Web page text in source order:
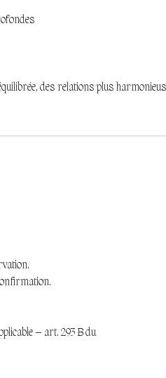
des relations plus
– art. 293 B du